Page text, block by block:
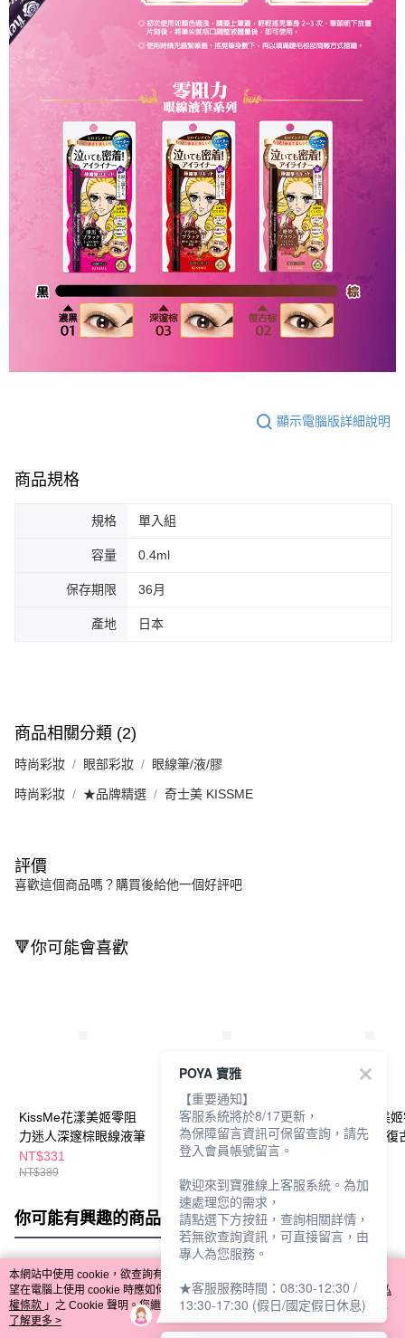
顯示電腦版詳細說明
商品規格
規格 單入組
容量 0.4ml
保存期限 36月
產地 日本
商品相關分類 (2)
時尚彩妝 眼部彩妝 眼線筆/液/膠
時尚彩妝 ★品牌精選 奇士美 KISSME
評價
喜歡這個商品嗎？購買後給他一個好評吧
🔻你可能會喜歡
KissMe花漾美姬零阻
力迷人深邃棕眼線液筆
NT$331
NT$389
KISSME 花漾美姬
超！持久極細抗暈眼線
液筆-多款任選
NT$373
KISSME花漾美
力眼線液-經典復
你可能有興趣的商品 全站排行
熱門標籤
本網站中使用 cookie，欲查詢有關本網站使用 cookie 方式之詳情，及若您不希
望在電腦上使用 cookie 時應如何變更電腦的 cookie 設定，請參閱本網站「
隱私
權條款 」之 Cookie 聲明。您繼續使用本網站即表示您同意本公司得按本網站使
用條款之 Cookie 聲明使用 cookie。
了解更多 >
POYA 寶雅
【重要通知】
客服系統將於8/17更新，
為保障留言資訊可保留查詢，請先
登入會員帳號留言。
歡迎來到寶雅線上客服系統。為加
速處理您的需求，
請點選下方按鈕，查詢相關詳情，
若無欲查詢資訊，可直接留言，由
專人為您服務。
★客服服務時間：08:30-12:30 /
13:30-17:30 (假日/國定假日休息)